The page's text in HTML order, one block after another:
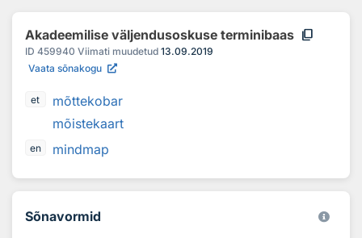
Akadeemilise väljendusoskuse terminibaas content_copy
ID 459940 Viimati muudetud 13.09.2019
Vaata sõnakogu
et
mõttekobar
mõistekaart
en mindmap
Sõnavormid